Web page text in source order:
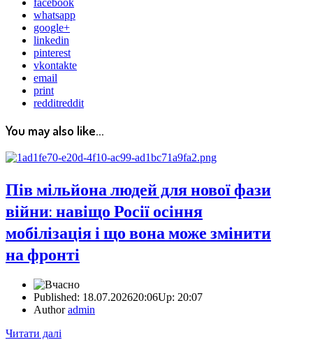
whatsapp
google+
linkedin
pinterest
vkontakte
email
print
redditreddit
You may also like...
Пів мільйона людей для нової фази
війни: навіщо Росії осіння
мобілізація і що вона може змінити
на фронті
Published: 18.07.202620:06Up: 20:07
Authoradmin
Читати далі